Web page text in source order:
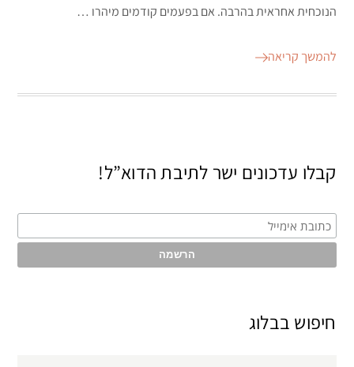
הנוכחית אחראית בהרבה. אם בפעמים קודמים מיהרו …
להמשך קריאה
קבלו עדכונים ישר לתיבת הדוא”ל!
חיפוש בבלוג